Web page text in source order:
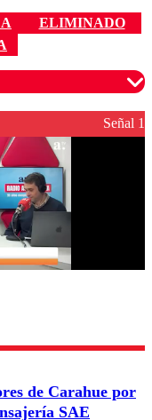
ELIMINADO
garantizar un
comentario
Señal 1
de Carahue por
SAE